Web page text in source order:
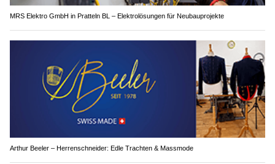
MRS Elektro GmbH in Pratteln BL – Elektrolösungen für Neubauprojekte
Arthur Beeler – Herrenschneider: Edle Trachten & Massmode